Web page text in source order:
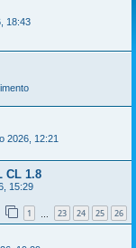
18:43
2026, 12:21
CL 1.8
15:29
1 23 24 25 26